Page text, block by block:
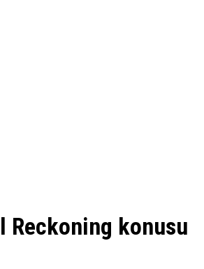
Reckoning konusu